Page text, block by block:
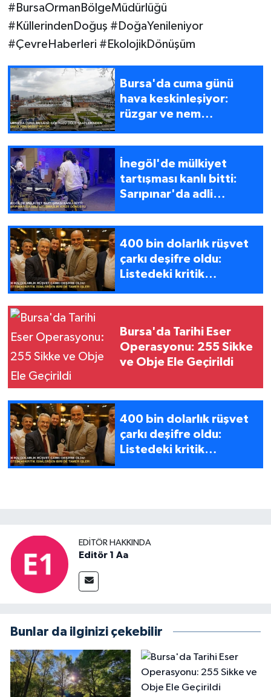
#BursaOrmanBölgeMüdürlüğü
#KüllerindenDoğuş #DoğaYenileniyor
#ÇevreHaberleri #EkolojikDönüşüm
Bursa'da cuma günü
hava keskinleşiyor:
rüzgar ve nem
İnegöl'de mülkiyet
tartışması kanlı bitti:
Sarıpınar'da adli
dönüştü
400 bin dolarlık rüşvet
çarkı deşifre oldu:
Listedeki kritik
Tamer İşler!
Bursa'da Tarihi Eser
Operasyonu: 255 Sikke
ve Obje Ele Geçirildi
400 bin dolarlık rüşvet
çarkı deşifre oldu:
Listedeki kritik
EDITÖR HAKKINDA
Editör 1 Aa
Bunlar da ilginizi çekebilir